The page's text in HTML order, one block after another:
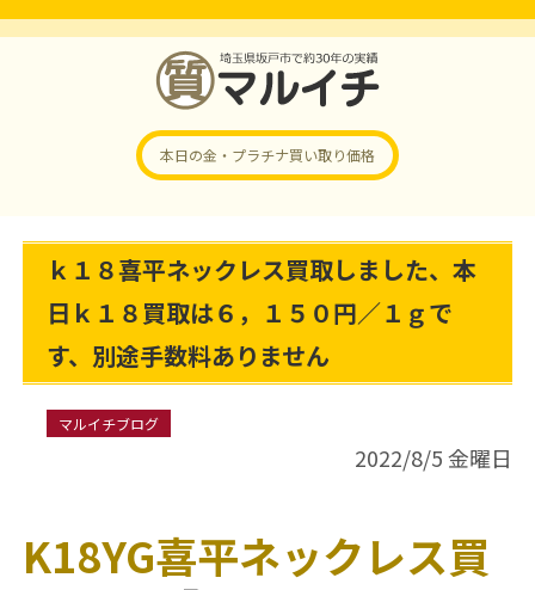
本日の金・プラチナ買い取り価格
ｋ１８喜平ネックレス買取しました、本
日ｋ１８買取は６，１５０円／１ｇで
す、別途手数料ありません
マルイチブログ
2022/8/5 金曜日
K18YG喜平ネックレス買